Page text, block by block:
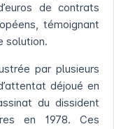
de contrats
témoignant
solution.
par plusieurs
déjoué en
du dissident
en 1978. Ces